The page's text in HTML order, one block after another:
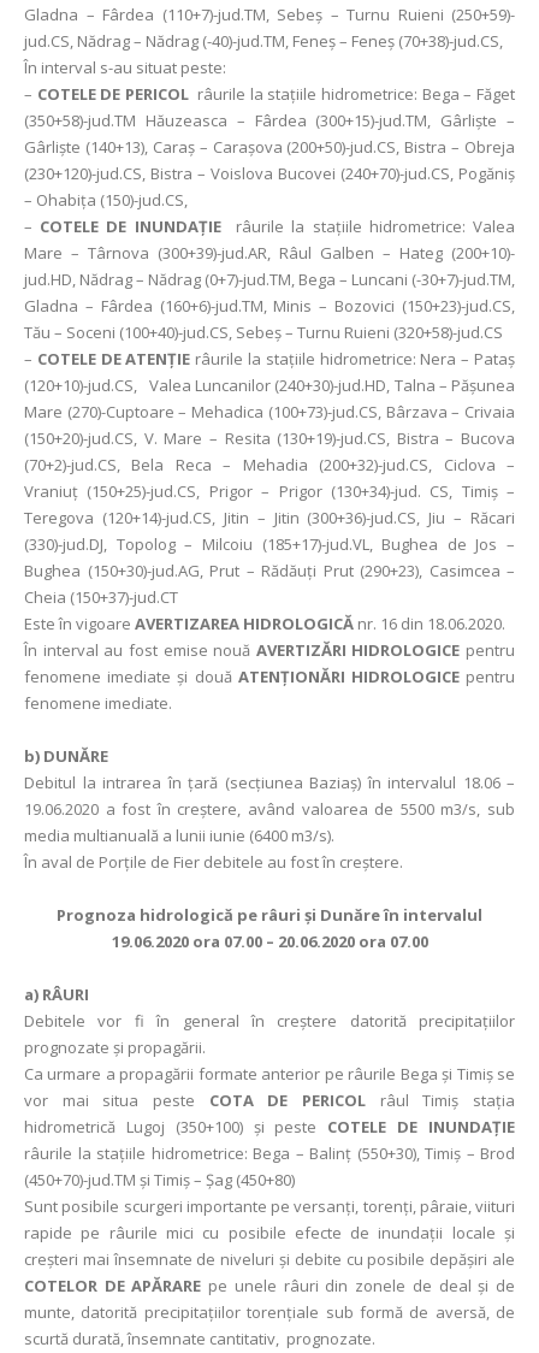
Gladna – Fârdea (110+7)-jud.TM, Sebeş – Turnu Ruieni (250+59)-
jud.CS, Nădrag – Nădrag (-40)-jud.TM, Feneş – Feneş (70+38)-jud.CS,
În interval s-au situat peste:
– COTELE DE PERICOLrâurile la stațiile hidrometrice: Bega – Făget
(350+58)-jud.TM Hăuzeasca – Fârdea (300+15)-jud.TM, Gârlişte –
Gârlişte (140+13), Caraş – Caraşova (200+50)-jud.CS, Bistra – Obreja
(230+120)-jud.CS, Bistra – Voislova Bucovei (240+70)-jud.CS, Pogăniş
– Ohabiţa (150)-jud.CS,
– COTELE DE INUNDAȚIErâurile la stațiile hidrometrice: Valea
Mare – Târnova (300+39)-jud.AR, Râul Galben – Hateg (200+10)-
jud.HD, Nădrag – Nădrag (0+7)-jud.TM, Bega – Luncani (-30+7)-jud.TM,
Gladna – Fârdea (160+6)-jud.TM, Minis – Bozovici (150+23)-jud.CS,
Tău – Soceni (100+40)-jud.CS, Sebeş – Turnu Ruieni (320+58)-jud.CS
– COTELE DE ATENȚIE râurile la stațiile hidrometrice: Nera – Pataş
(120+10)-jud.CS, Valea Luncanilor (240+30)-jud.HD, Talna – Păşunea
Mare (270)-Cuptoare – Mehadica (100+73)-jud.CS, Bârzava – Crivaia
(150+20)-jud.CS, V. Mare – Resita (130+19)-jud.CS, Bistra – Bucova
(70+2)-jud.CS, Bela Reca – Mehadia (200+32)-jud.CS, Ciclova –
Vraniuţ (150+25)-jud.CS, Prigor – Prigor (130+34)-jud. CS, Timiş –
Teregova (120+14)-jud.CS, Jitin – Jitin (300+36)-jud.CS, Jiu – Răcari
(330)-jud.DJ, Topolog – Milcoiu (185+17)-jud.VL, Bughea de Jos –
Bughea (150+30)-jud.AG, Prut – Rădăuţi Prut (290+23), Casimcea –
Cheia (150+37)-jud.CT
Este în vigoare AVERTIZAREA HIDROLOGICĂ nr. 16 din 18.06.2020.
În interval au fost emise nouă AVERTIZĂRI HIDROLOGICE pentru
fenomene imediate şi două ATENȚIONĂRI HIDROLOGICEpentru
fenomene imediate.
b) DUNĂRE
Debitul la intrarea în ţară (secţiunea Baziaş) în intervalul 18.06 –
19.06.2020 a fost în creștere, având valoarea de 5500 m3/s, sub
media multianuală a lunii iunie (6400 m3/s).
În aval de Porţile de Fier debitele au fost în creștere.
Prognoza hidrologică pe râuri şi Dunăre în intervalul
19.06.2020 ora 07.00 – 20.06.2020 ora 07.00
a) RÂURI
Debitele vor fi în general în creștere datorită precipitaţiilor
prognozate şi propagării.
Ca urmare a propagării formate anterior pe râurile Bega şi Timiş se
vor mai situa peste COTA DE PERICOL râul Timiş staţia
hidrometrică Lugoj (350+100) şi peste COTELE DE INUNDAŢIE
râurile la staţiile hidrometrice: Bega – Balinţ (550+30), Timiş – Brod
(450+70)-jud.TM şi Timiş – Şag (450+80)
Sunt posibile scurgeri importante pe versanți, torenți, pâraie, viituri
rapide pe râurile mici cu posibile efecte de inundaţii locale și
creșteri mai însemnate de niveluri și debite cu posibile depășiri ale
COTELOR DE APĂRARE pe unele râuri din zonele de deal și de
munte, datorită precipitaţiilor torențiale sub formă de aversă, de
scurtă durată, însemnate cantitativ, prognozate.